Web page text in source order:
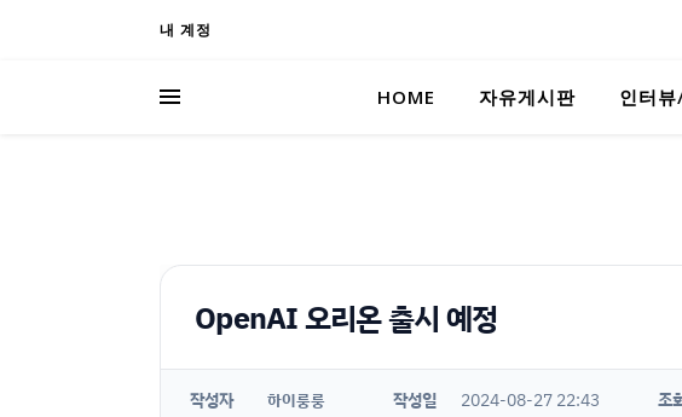
내 계정
HOME 자유게시판 인터
OpenAI 오리온 출시 예정
작성자 하이룽룽 작성일 2024-08-27 22:43 조